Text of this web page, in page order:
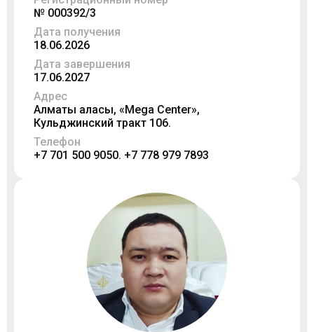
№ 000392/3
Дата получения
18.06.2026
Дата завершения
17.06.2027
Адрес
Алматы қаласы, «Mega Center»,
Кульджинский тракт 106.
Телефон
+7 701 500 9050. +7 778 979 7893